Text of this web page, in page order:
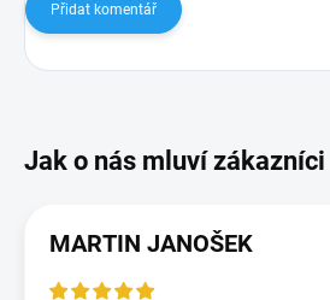
Přidat komentář
MARTIN JANOŠEK